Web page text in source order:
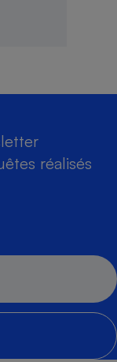
réalisés